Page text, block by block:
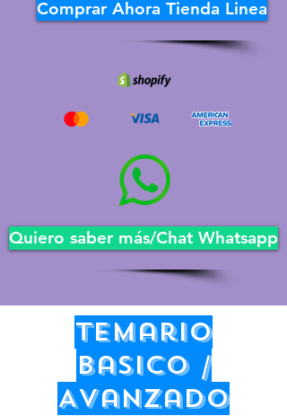
Comprar Ahora Tienda Linea
Quiero saber más/Chat Whatsapp
temario
basico /
Avanzado